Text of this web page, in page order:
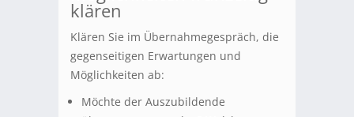
klären
Klären Sie im Übernahmegespräch, die
gegenseitigen Erwartungen und
Möglichkeiten ab:
Möchte der Auszubildende